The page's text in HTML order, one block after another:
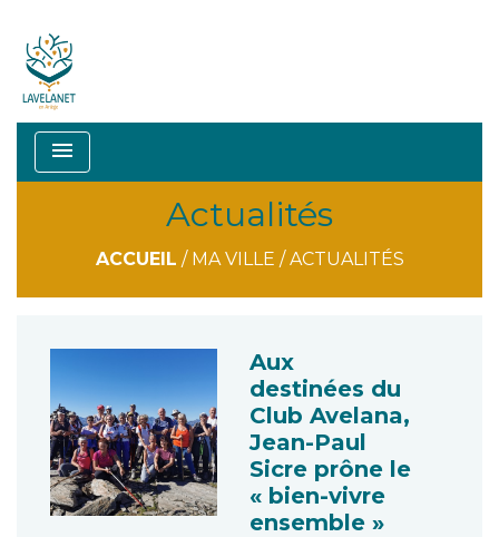
menu
Actualités
ACCUEIL / MA VILLE /ACTUALITÉS
Aux
destinées du
Club Avelana,
Jean-Paul
Sicre prône le
« bien-vivre
ensemble »